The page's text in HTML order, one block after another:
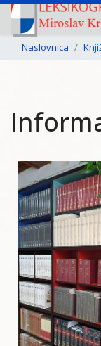
Naslovnica